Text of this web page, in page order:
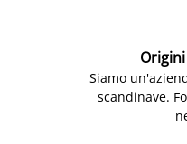
Siamo
scandinave.